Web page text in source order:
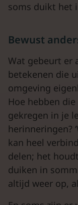
soms duikt het
Bewust
Wat gebeurt er
betekenen die
omgeving
Hoe hebben
gekregen in je
herinneringen?
kan heel
delen; het
duiken in
altijd weer op,